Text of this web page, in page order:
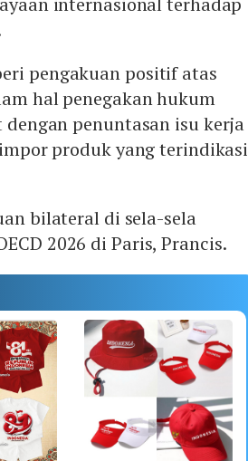
pengakuan positif atas
hal penegakan hukum
penuntasan isu kerja
produk yang terindikasi
bilateral di sela-sela
2026 di Paris, Prancis.